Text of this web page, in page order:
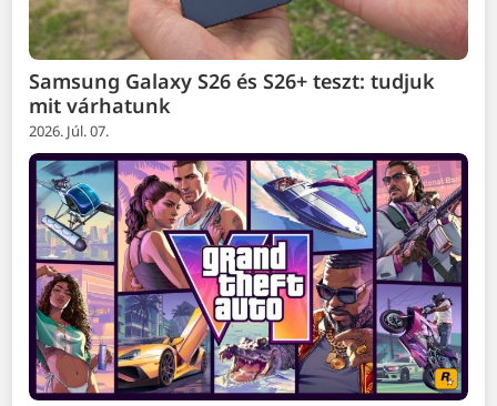
Samsung Galaxy S26 és S26+ teszt: tudjuk
mit várhatunk
2026. Júl. 07.